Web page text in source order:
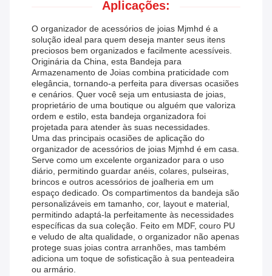
Aplicações:
O organizador de acessórios de joias Mjmhd é a
solução ideal para quem deseja manter seus itens
preciosos bem organizados e facilmente acessíveis.
Originária da China, esta Bandeja para
Armazenamento de Joias combina praticidade com
elegância, tornando-a perfeita para diversas ocasiões
e cenários. Quer você seja um entusiasta de joias,
proprietário de uma boutique ou alguém que valoriza
ordem e estilo, esta bandeja organizadora foi
projetada para atender às suas necessidades.
Uma das principais ocasiões de aplicação do
organizador de acessórios de joias Mjmhd é em casa.
Serve como um excelente organizador para o uso
diário, permitindo guardar anéis, colares, pulseiras,
brincos e outros acessórios de joalheria em um
espaço dedicado. Os compartimentos da bandeja são
personalizáveis ​​em tamanho, cor, layout e material,
permitindo adaptá-la perfeitamente às necessidades
específicas da sua coleção. Feito em MDF, couro PU
e veludo de alta qualidade, o organizador não apenas
protege suas joias contra arranhões, mas também
adiciona um toque de sofisticação à sua penteadeira
ou armário.